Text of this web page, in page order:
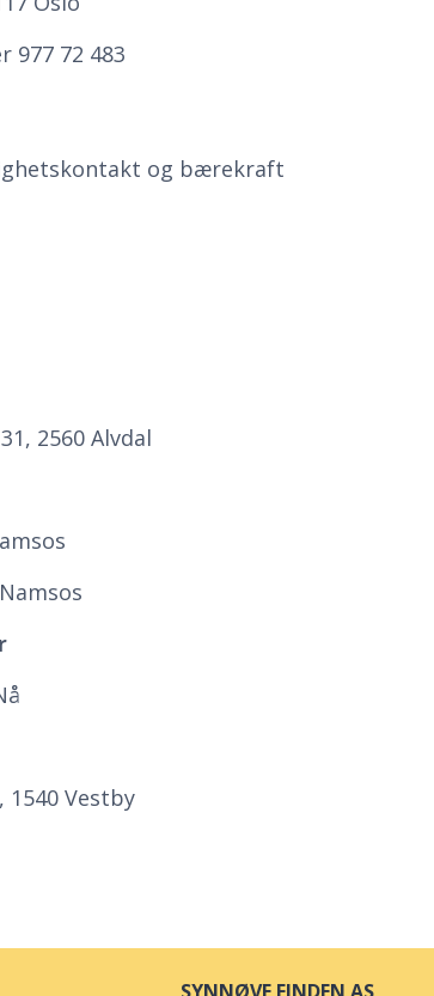
977 72 483
og bærekraft
2560 Alvdal
1540 Vestby